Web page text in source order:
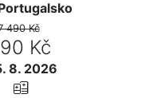
490 Kč
Kč
8. 2026